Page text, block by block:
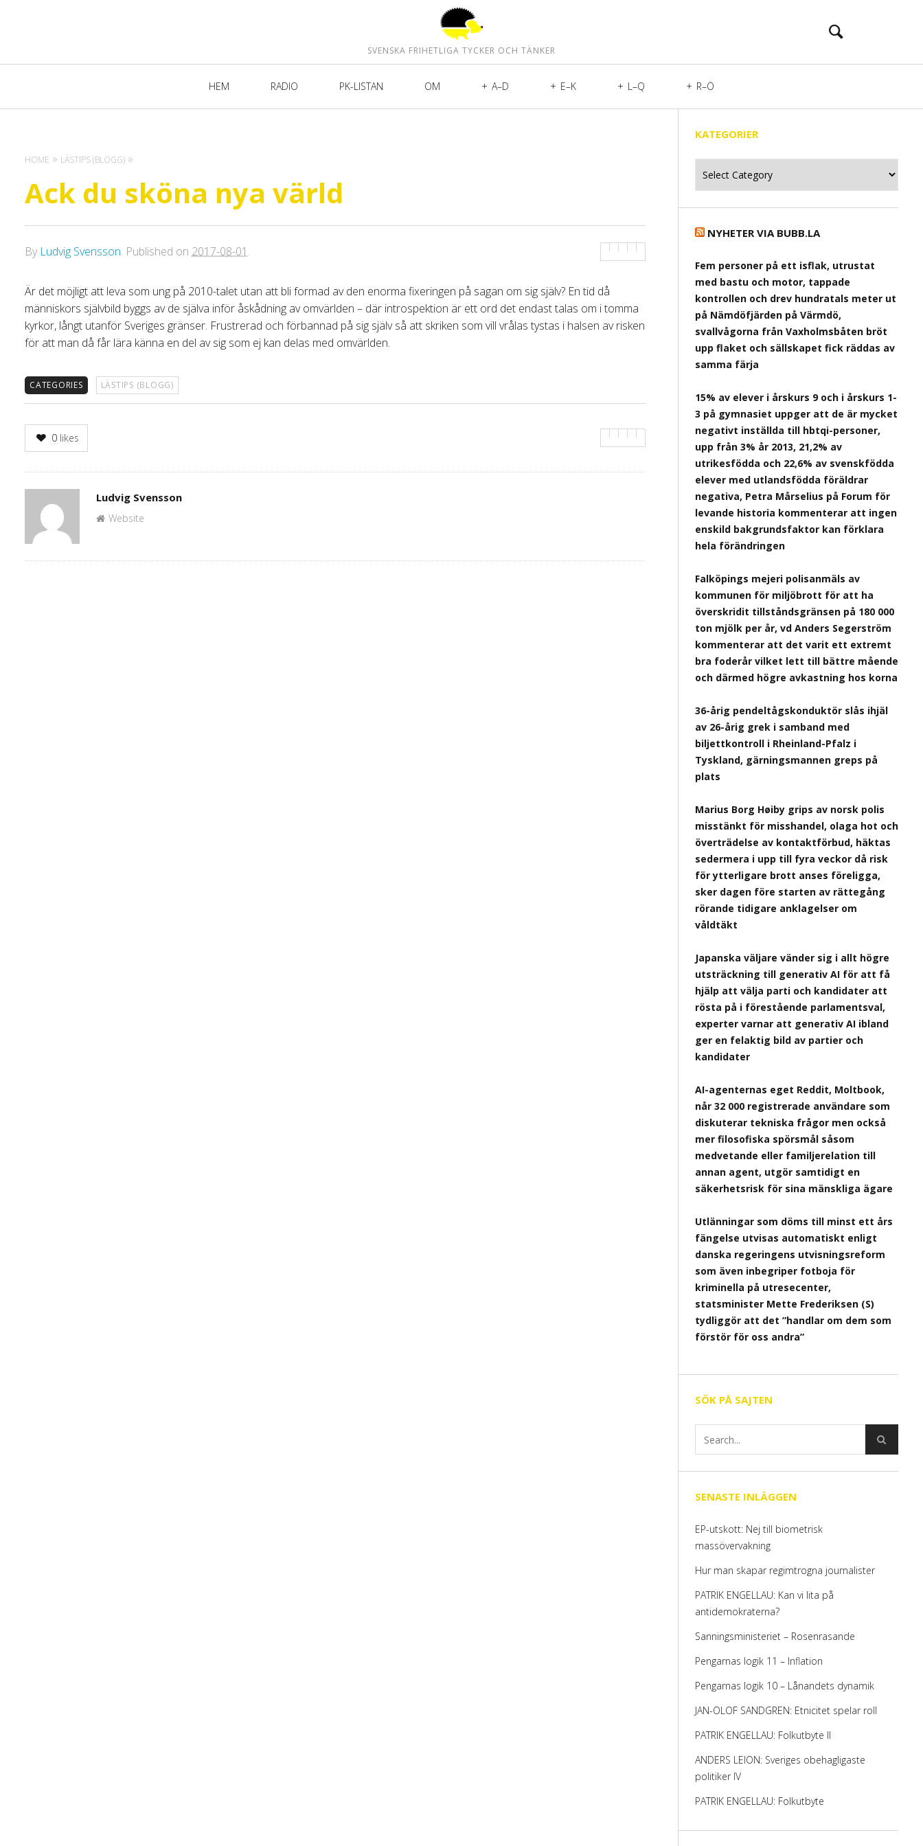
SVENSKA FRIHETLIGA TYCKER OCH TÄNKER
HEM RADIO PK-LISTAN OM A–D E–K L–Q R–Ö
HOME LÄSTIPS (BLOGG)
Ack du sköna nya värld
By Ludvig Svensson. Published on 2017-08-01 .
Är det möjligt att leva som ung på 2010-talet utan att bli formad av den enorma fixeringen på sagan om sig själv? En tid då
människors självbild byggs av de själva inför åskådning av omvärlden – där introspektion är ett ord det endast talas om i tomma
kyrkor, långt utanför Sveriges gränser. Frustrerad och förbannad på sig själv så att skriken som vill vrålas tystas i halsen av risken
för att man då får lära känna en del av sig som ej kan delas med omvärlden.
CATEGORIES LÄSTIPS (BLOGG)
0 likes
Author
Ludvig Svensson
Website
KATEGORIER
NYHETER VIA BUBB.LA
Fem personer på ett isflak, utrustat
med bastu och motor, tappade
kontrollen och drev hundratals meter ut
på Nämdöfjärden på Värmdö,
svallvågorna från Vaxholmsbåten bröt
upp flaket och sällskapet fick räddas av
samma färja
15% av elever i årskurs 9 och i årskurs 1-
3 på gymnasiet uppger att de är mycket
negativt inställda till hbtqi-personer,
upp från 3% år 2013, 21,2% av
utrikesfödda och 22,6% av svenskfödda
elever med utlandsfödda föräldrar
negativa, Petra Mårselius på Forum för
levande historia kommenterar att ingen
enskild bakgrundsfaktor kan förklara
hela förändringen
Falköpings mejeri polisanmäls av
kommunen för miljöbrott för att ha
överskridit tillståndsgränsen på 180 000
ton mjölk per år, vd Anders Segerström
kommenterar att det varit ett extremt
bra foderår vilket lett till bättre mående
och därmed högre avkastning hos korna
36-årig pendeltågskonduktör slås ihjäl
av 26-årig grek i samband med
biljettkontroll i Rheinland-Pfalz i
Tyskland, gärningsmannen greps på
plats
Marius Borg Høiby grips av norsk polis
misstänkt för misshandel, olaga hot och
överträdelse av kontaktförbud, häktas
sedermera i upp till fyra veckor då risk
för ytterligare brott anses föreligga,
sker dagen före starten av rättegång
rörande tidigare anklagelser om
våldtäkt
Japanska väljare vänder sig i allt högre
utsträckning till generativ AI för att få
hjälp att välja parti och kandidater att
rösta på i förestående parlamentsval,
experter varnar att generativ AI ibland
ger en felaktig bild av partier och
kandidater
AI-agenternas eget Reddit, Moltbook,
når 32 000 registrerade användare som
diskuterar tekniska frågor men också
mer filosofiska spörsmål såsom
medvetande eller familjerelation till
annan agent, utgör samtidigt en
säkerhetsrisk för sina mänskliga ägare
Utlänningar som döms till minst ett års
fängelse utvisas automatiskt enligt
danska regeringens utvisningsreform
som även inbegriper fotboja för
kriminella på utresecenter,
statsminister Mette Frederiksen (S)
tydliggör att det ”handlar om dem som
förstör för oss andra”
SÖK PÅ SAJTEN
SENASTE INLÄGGEN
EP-utskott: Nej till biometrisk
massövervakning
Hur man skapar regimtrogna journalister
PATRIK ENGELLAU: Kan vi lita på
antidemokraterna?
Sanningsministeriet – Rosenrasande
Pengarnas logik 11 – Inflation
Pengarnas logik 10 – Lånandets dynamik
JAN-OLOF SANDGREN: Etnicitet spelar roll
PATRIK ENGELLAU: Folkutbyte II
ANDERS LEION: Sveriges obehagligaste
politiker IV
PATRIK ENGELLAU: Folkutbyte